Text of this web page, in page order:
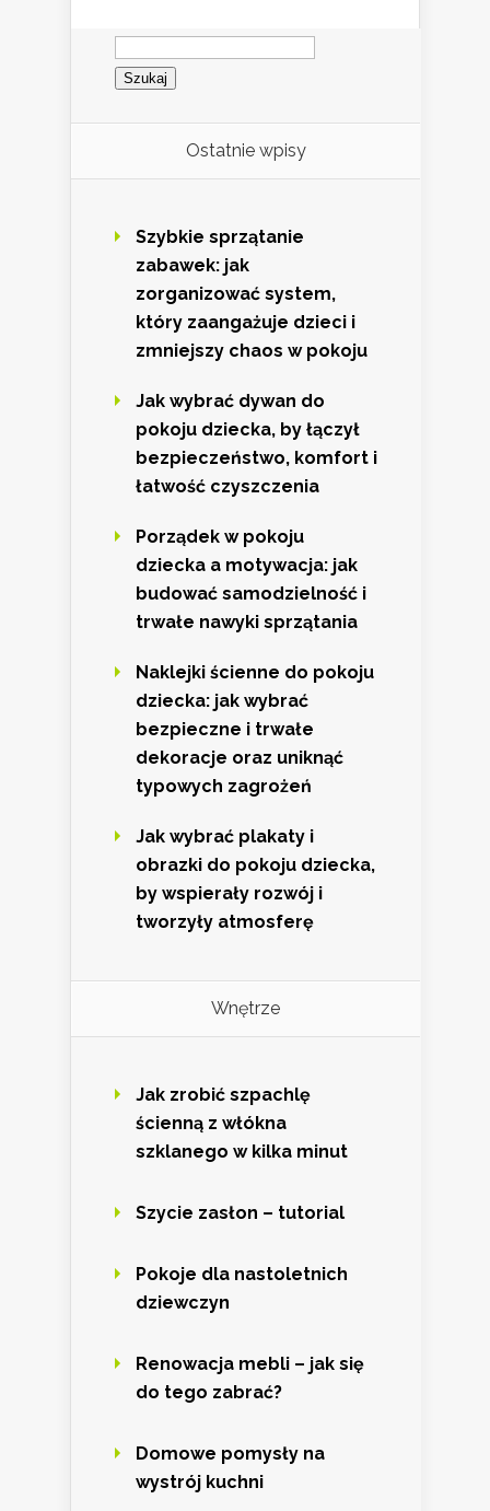
Szukaj:
Ostatnie wpisy
Szybkie sprzątanie
zabawek: jak
zorganizować system,
który zaangażuje dzieci i
zmniejszy chaos w pokoju
Jak wybrać dywan do
pokoju dziecka, by łączył
bezpieczeństwo, komfort i
łatwość czyszczenia
Porządek w pokoju
dziecka a motywacja: jak
budować samodzielność i
trwałe nawyki sprzątania
Naklejki ścienne do pokoju
dziecka: jak wybrać
bezpieczne i trwałe
dekoracje oraz uniknąć
typowych zagrożeń
Jak wybrać plakaty i
obrazki do pokoju dziecka,
by wspierały rozwój i
tworzyły atmosferę
Wnętrze
Jak zrobić szpachlę
ścienną z włókna
szklanego w kilka minut
Szycie zasłon – tutorial
Pokoje dla nastoletnich
dziewczyn
Renowacja mebli – jak się
do tego zabrać?
Domowe pomysły na
wystrój kuchni